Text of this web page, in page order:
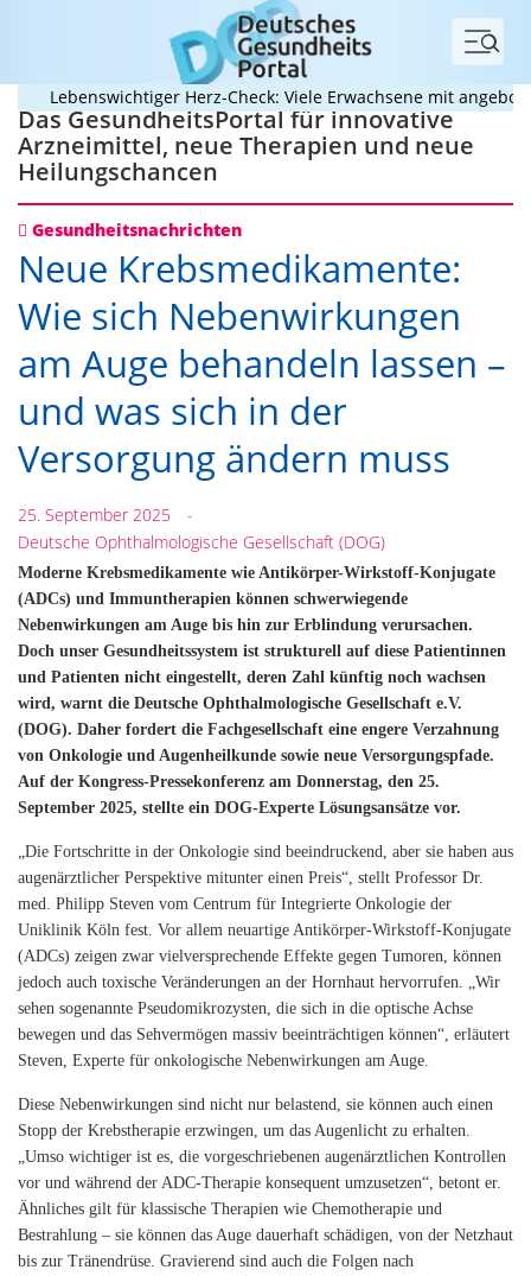
Menü
Lebenswichtiger Herz-Check: Viele Erwachsene mit
Das GesundheitsPortal für innovative
Arzneimittel, neue Therapien und neue
Heilungschancen
Gesundheitsnachrichten
Neue Krebsmedikamente:
Wie sich Nebenwirkungen
am Auge behandeln lassen –
und was sich in der
Versorgung ändern muss
25. September 2025
-
Deutsche Ophthalmologische Gesellschaft (DOG)
Moderne Krebsmedikamente wie Antikörper-Wirkstoff-Konjugate
(ADCs) und Immuntherapien können schwerwiegende
Nebenwirkungen am Auge bis hin zur Erblindung verursachen.
Doch unser Gesundheitssystem ist strukturell auf diese Patientinnen
und Patienten nicht eingestellt, deren Zahl künftig noch wachsen
wird, warnt die Deutsche Ophthalmologische Gesellschaft e.V.
(DOG). Daher fordert die Fachgesellschaft eine engere Verzahnung
von Onkologie und Augenheilkunde sowie neue Versorgungspfade.
Auf der Kongress-Pressekonferenz am Donnerstag, den 25.
September 2025, stellte ein DOG-Experte Lösungsansätze vor.
„Die Fortschritte in der Onkologie sind beeindruckend, aber sie haben aus
augenärztlicher Perspektive mitunter einen Preis“, stellt Professor Dr.
med. Philipp Steven vom Centrum für Integrierte Onkologie der
Uniklinik Köln fest. Vor allem neuartige Antikörper-Wirkstoff-Konjugate
(ADCs) zeigen zwar vielversprechende Effekte gegen Tumoren, können
jedoch auch toxische Veränderungen an der Hornhaut hervorrufen. „Wir
sehen sogenannte Pseudomikrozysten, die sich in die optische Achse
bewegen und das Sehvermögen massiv beeinträchtigen können“, erläutert
Steven, Experte für onkologische Nebenwirkungen am Auge.
Diese Nebenwirkungen sind nicht nur belastend, sie können auch einen
Stopp der Krebstherapie erzwingen, um das Augenlicht zu erhalten.
„Umso wichtiger ist es, die vorgeschriebenen augenärztlichen Kontrollen
vor und während der ADC-Therapie konsequent umzusetzen“, betont er.
Ähnliches gilt für klassische Therapien wie Chemotherapie und
Bestrahlung – sie können das Auge dauerhaft schädigen, von der Netzhaut
bis zur Tränendrüse. Gravierend sind auch die Folgen nach